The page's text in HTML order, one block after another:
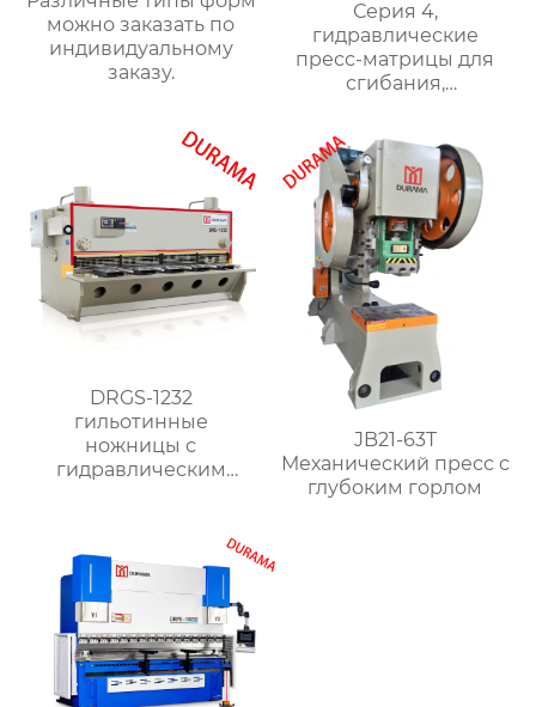
можно заказать по
индивидуальному
заказу.
Серия 4,
гидравлические
пресс-матрицы для
сгибания,
формы для сгибания
листового металла
DRGS-1232
гильотинные
ножницы с
гидравлическим
JB21-63T
Механический пресс с
глубоким горлом